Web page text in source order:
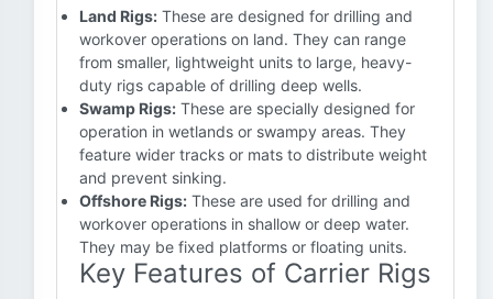
Land Rigs: These are designed for drilling and
workover operations on land. They can range
from smaller, lightweight units to large, heavy-
duty rigs capable of drilling deep wells.
Swamp Rigs: These are specially designed for
operation in wetlands or swampy areas. They
feature wider tracks or mats to distribute weight
and prevent sinking.
Offshore Rigs: These are used for drilling and
workover operations in shallow or deep water.
They may be fixed platforms or floating units.
Key Features of Carrier Rigs